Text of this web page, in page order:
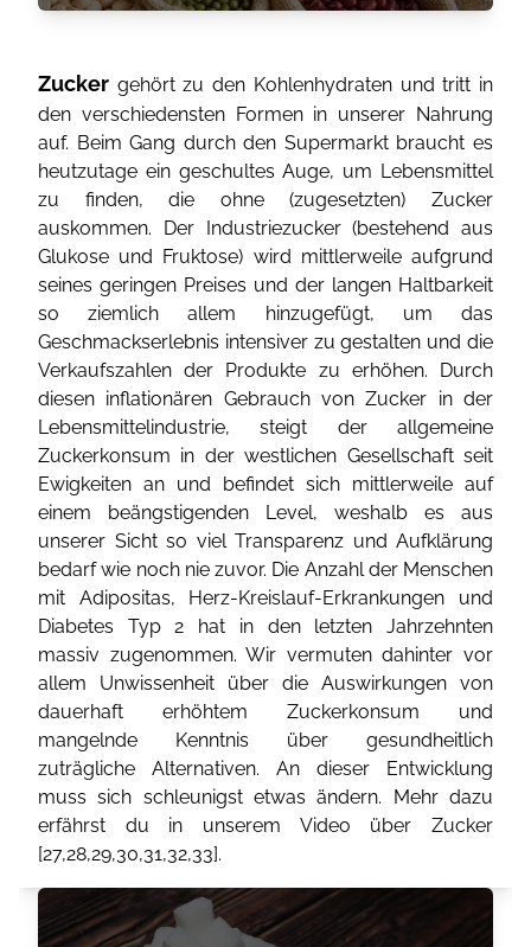
Zucker gehört zu den Kohlenhydraten und tritt in
den verschiedensten Formen in unserer Nahrung
auf. Beim Gang durch den Supermarkt braucht es
heutzutage ein geschultes Auge, um Lebensmittel
zu finden, die ohne (zugesetzten) Zucker
auskommen. Der Industriezucker (bestehend aus
Glukose und Fruktose) wird mittlerweile aufgrund
seines geringen Preises und der langen Haltbarkeit
so ziemlich allem hinzugefügt, um das
Geschmackserlebnis intensiver zu gestalten und die
Verkaufszahlen der Produkte zu erhöhen. Durch
diesen inflationären Gebrauch von Zucker in der
Lebensmittelindustrie, steigt der allgemeine
Zuckerkonsum in der westlichen Gesellschaft seit
Ewigkeiten an und befindet sich mittlerweile auf
einem beängstigenden Level, weshalb es aus
unserer Sicht so viel Transparenz und Aufklärung
bedarf wie noch nie zuvor. Die Anzahl der Menschen
mit Adipositas, Herz-Kreislauf-Erkrankungen und
Diabetes Typ 2 hat in den letzten Jahrzehnten
massiv zugenommen. Wir vermuten dahinter vor
allem Unwissenheit über die Auswirkungen von
dauerhaft erhöhtem Zuckerkonsum und
mangelnde Kenntnis über gesundheitlich
zuträgliche Alternativen. An dieser Entwicklung
muss sich schleunigst etwas ändern. Mehr dazu
erfährst du in unserem Video über Zucker
[27,28,29,30,31,32,33].